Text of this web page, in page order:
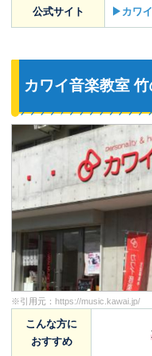
公式サイト ▶カワ
カワイ音楽教室
※引用元： https://music.kawai.jp/
こんな方に
おすすめ